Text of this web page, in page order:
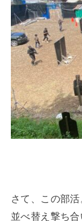
さて、この部
並べ替え撃ち